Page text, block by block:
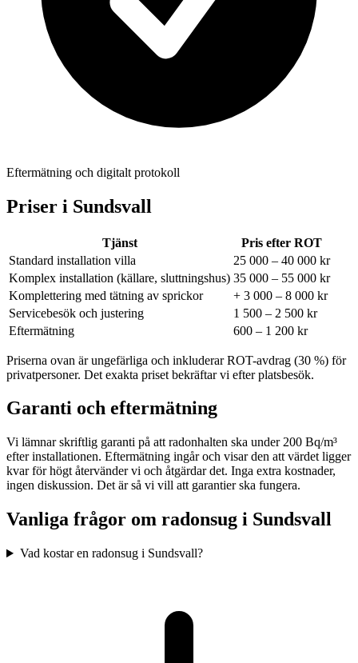
Eftermätning och digitalt protokoll
Priser i Sundsvall
Tjänst
Pris efter ROT
Standard installation villa
25 000 – 40 000 kr
Komplex installation (källare, sluttningshus) 35 000 – 55 000 kr
Komplettering med tätning av sprickor
+ 3 000 – 8 000 kr
Servicebesök och justering
1 500 – 2 500 kr
Eftermätning
600 – 1 200 kr
Priserna ovan är ungefärliga och inkluderar ROT-avdrag (30 %) för
privatpersoner. Det exakta priset bekräftar vi efter platsbesök.
Garanti och eftermätning
Vi lämnar skriftlig garanti på att radonhalten ska under 200 Bq/m³
efter installationen. Eftermätning ingår och visar den att värdet ligger
kvar för högt återvänder vi och åtgärdar det. Inga extra kostnader,
ingen diskussion. Det är så vi vill att garantier ska fungera.
Vanliga frågor om radonsug i Sundsvall
Vad kostar en radonsug i Sundsvall?